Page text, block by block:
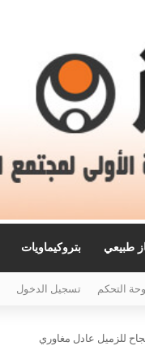
طبيعي بتروكيماويات
التحكم تسجيل الدخول
للزميل عادل مغاوري